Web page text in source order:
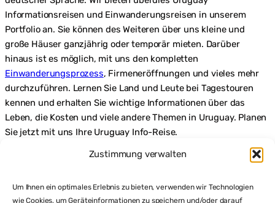
Zustimmung verwalten
Um Ihnen ein optimales Erlebnis zu bieten, verwenden wir Technologien
wie Cookies, um Geräteinformationen zu speichern und/oder darauf
L
A
A
L
O
U
R
U
U
I
M
Informationsreisen und Einwanderungsreisen in unserem
Portfolio an. Sie können des Weiteren über uns kleine und
große Häuser ganzjährig oder temporär mieten. Darüber
hinaus ist es möglich, mit uns den kompletten
Einwanderungsprozess, Firmeneröffnungen und vieles mehr
durchzuführen. Lernen Sie Land und Leute bei Tagestouren
kennen und erhalten Sie wichtige Informationen über das
Leben, die Kosten und viele andere Themen in Uruguay. Planen
Sie jetzt mit uns Ihre Uruguay Info-Reise.
info@butiaimmobilien.com